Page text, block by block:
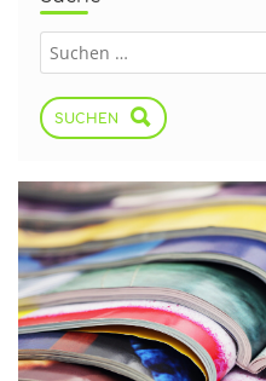
SUCHEN